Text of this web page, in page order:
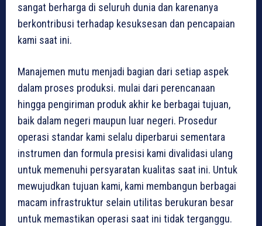
sangat berharga di seluruh dunia dan karenanya
berkontribusi terhadap kesuksesan dan pencapaian
kami saat ini.
Manajemen mutu menjadi bagian dari setiap aspek
dalam proses produksi. mulai dari perencanaan
hingga pengiriman produk akhir ke berbagai tujuan,
baik dalam negeri maupun luar negeri. Prosedur
operasi standar kami selalu diperbarui sementara
instrumen dan formula presisi kami divalidasi ulang
untuk memenuhi persyaratan kualitas saat ini. Untuk
mewujudkan tujuan kami, kami membangun berbagai
macam infrastruktur selain utilitas berukuran besar
untuk memastikan operasi saat ini tidak terganggu.